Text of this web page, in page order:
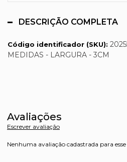
DESCRIÇÃO COMPLETA
Código identificador (SKU):
MEDIDAS - LARGURA - 3CM
Avaliações
Escrever avaliação
Nenhuma avaliação cadastrada para